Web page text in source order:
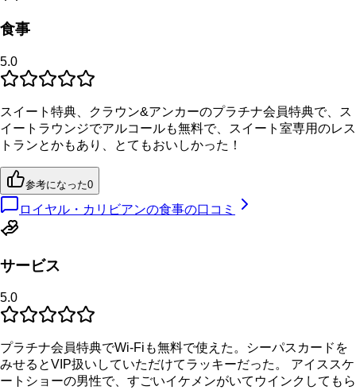
食事
5.0
スイート特典、クラウン&アンカーのプラチナ会員特典で、ス
イートラウンジでアルコールも無料で、スイート室専用のレス
トランとかもあり、とてもおいしかった！
参考になった0
ロイヤル・カリビアンの食事の口コミ
サービス
5.0
プラチナ会員特典でWi-Fiも無料で使えた。シーパスカードを
みせるとVIP扱いしていただけてラッキーだった。 アイススケ
ートショーの男性で、すごいイケメンがいてウインクしてもら